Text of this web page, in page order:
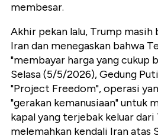
membesar.
Akhir pekan lalu, Trump masih
Iran dan menegaskan bahwa
"membayar harga yang cukup
Selasa (5/5/2026), Gedung
"Project Freedom", operasi
"gerakan kemanusiaan" untuk
kapal yang terjebak keluar dari
melemahkan kendali Iran atas